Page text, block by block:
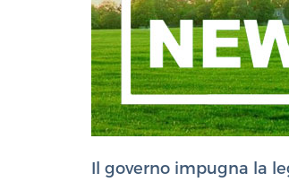
Il governo impugna la